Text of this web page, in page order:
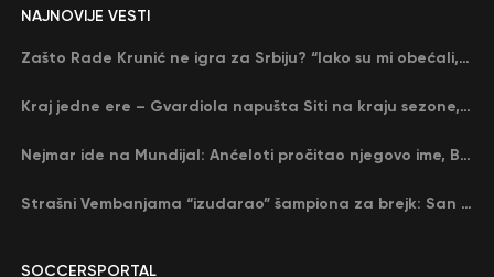
SOCCERSPORTAL
NAJNOVIJE VESTI
Zašto Rade Krunić ne igra za Srbiju? “Iako su mi obećali, niko me nije zvao…”
Kraj jedne ere – Gvardiola napušta Siti na kraju sezone, menja ga njegov nekadašnji rival
Nejmar ide na Mundijal: Anćeloti pročitao njegovo ime, Brazil u delirijumu (VIDEO)
Strašni Vembanjama “izudarao” šampiona za brejk: San Antonio poveo protiv Oklahome